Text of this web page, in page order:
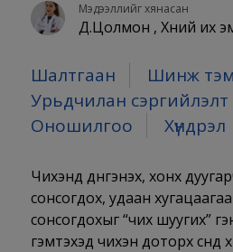
Мэдээллийг хянасан
Д.Цолмон , Хүний их
Шалтгаан
Шинж
Урьдчилан сэргийлэлт
Оношилгоо
Хүндрэл
Чихэнд дүнгэнэх, хонх
сонсогдох, удаан
сонсогдохыг “чих шуугих”
гэмтэхэд чихэн доторх